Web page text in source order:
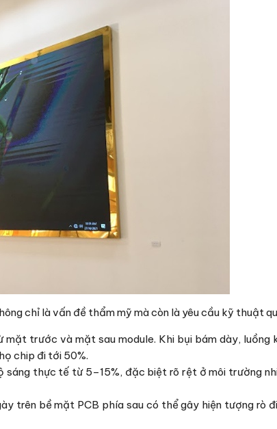
chỉ là vấn đề thẩm mỹ mà còn là yêu cầu kỹ thuật
mặt trước và mặt sau module. Khi bụi bám dày, luồng
chip đi tới 50%.
thực tế từ 5–15%, đặc biệt rõ rệt ở môi trường
trên bề mặt PCB phía sau có thể gây hiện tượng rò